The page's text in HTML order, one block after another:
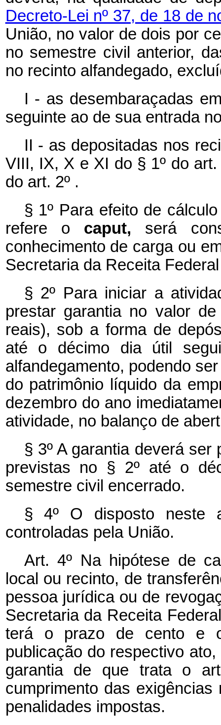
Decreto-Lei nº 37, de 18 de
União, no valor de dois por
no semestre civil anterior,
no recinto alfandegado,
I - as desembaraçadas
seguinte ao de sua entrada
II - as depositadas nos
VIII, IX, X e XI do § 1º do
do art. 2º .
§ 1º Para efeito de
refere o caput, será
conhecimento de carga ou
Secretaria da Receita
§ 2º Para iniciar a
prestar garantia no valor
reais), sob a forma de
até o décimo dia útil
alfandegamento, podendo
do patrimônio líquido da
dezembro do ano
atividade, no balanço de
§ 3º A garantia deverá
previstas no § 2º até o
semestre civil encerrado.
§ 4º O disposto neste
controladas pela União.
Art. 4º Na hipótese de
local ou recinto, de
pessoa jurídica ou de
Secretaria da Receita
terá o prazo de cento e
publicação do respectivo
garantia de que trata o
cumprimento das
penalidades impostas.